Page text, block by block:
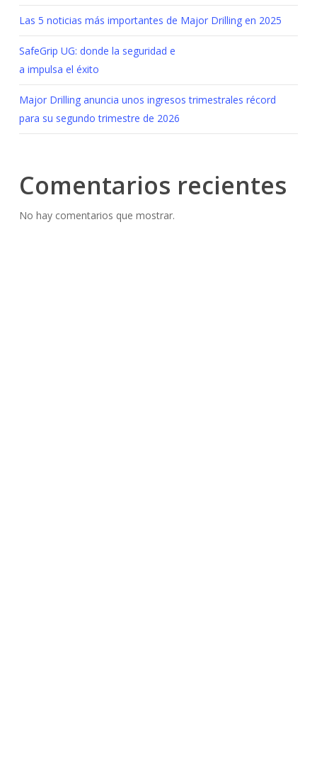
Las 5 noticias más importantes de Major Drilling en 2025
SafeGrip UG: donde la seguridad e
a impulsa el éxito
Major Drilling anuncia unos ingresos trimestrales récord
para su segundo trimestre de 2026
Comentarios recientes
No hay comentarios que mostrar.